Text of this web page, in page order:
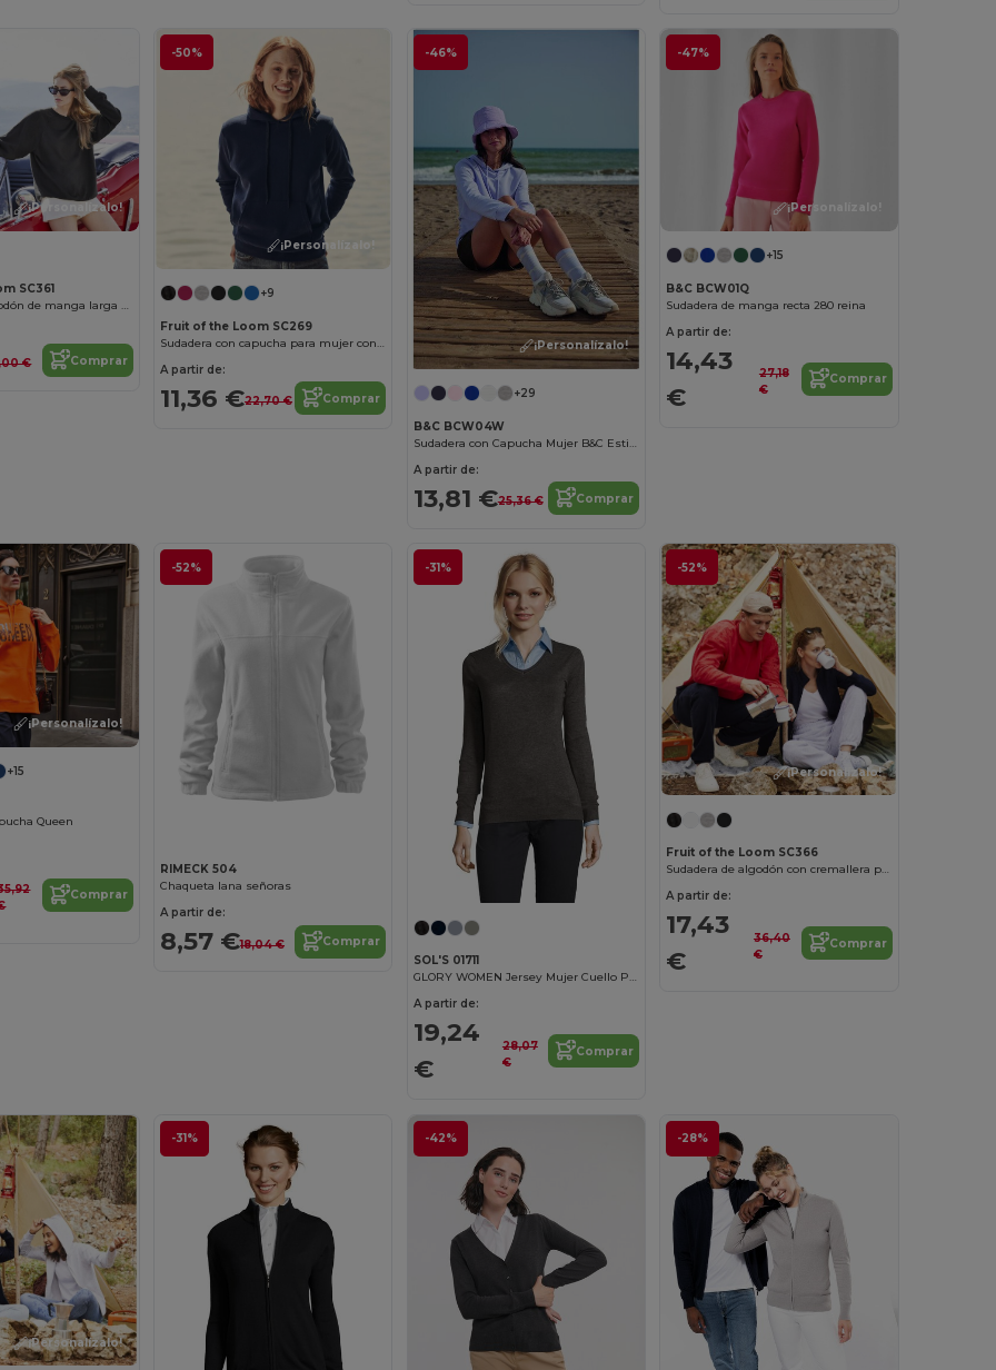
¡Personalízalo!
SC361
Sudadera de algodón de manga larga para mujer
€ Comprar
-50%
¡Personalízalo!
+9
Fruit of the Loom SC269
A partir de:
11,36 €22,70 € Comprar
-46%
¡Personalízalo!
+29
B&C BCW04W
A partir de:
13,81 €25,36 € Comprar
-47%
¡Personalízalo!
+15
B&C BCW01Q
Sudadera de manga recta 280 reina
A partir de:
14,43
€
27,18
€
Comprar
¡Personalízalo!
+15
Queen
Comprar
-52%
RIMECK 504
Chaqueta lana señoras
A partir de:
8,57 €18,04 € Comprar
-31%
SOL'S 01711
GLORY WOMEN Jersey Mujer Cuello Pico
A partir de:
19,24
€
28,07
€
Comprar
-52%
¡Personalízalo!
Fruit of the Loom SC366
Sudadera de algodón con cremallera para mujer
A partir de:
17,43
€
36,40
€
Comprar
¡Personalízalo!
-31% -42% -28%